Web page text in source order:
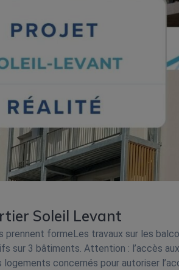
Soleil Levant
formeLes travaux sur les
sur 3 bâtiments. Attention : l’accès
concernés pour autoriser